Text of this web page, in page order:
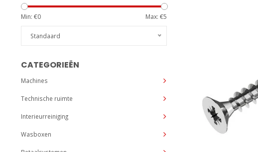
Min: €0 Max: €5
Standaard
CATEGORIEËN
Machines
Technische ruimte
Interieurreiniging
Wasboxen